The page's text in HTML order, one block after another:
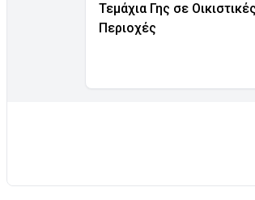
Τεμάχια Γης σε Οικιστικές
Περιοχές